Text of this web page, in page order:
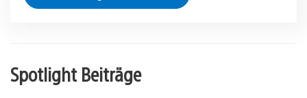
Spotlight Beiträge